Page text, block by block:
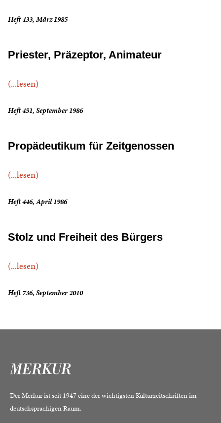
Heft 433, März 1985
Priester, Präzeptor, Animateur
(...lesen)
Heft 451, September 1986
Propädeutikum für Zeitgenossen
(...lesen)
Heft 446, April 1986
Stolz und Freiheit des Bürgers
(...lesen)
Heft 736, September 2010
Der Merkur ist seit 1947 eine der wichtigsten Kulturzeitschriften im
deutschsprachigen Raum.